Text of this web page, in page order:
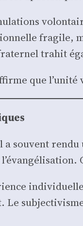
fra­gile,
tra­hit
que
sou­vent
Le